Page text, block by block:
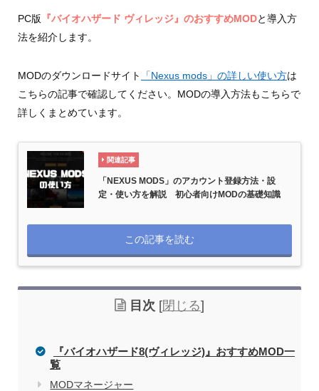
PC版 『バイオハザード ヴィレッジ』のおすすめMODと導入方
法を紹介します。
MODのダウンロードサイト 「Nexus mods」の詳しい使い方は
こちらの記事で確認してください。MODの導入方法もこちらで
詳しくまとめています。
関連記事
「NEXUS MODS」のアカウント登録方法・設
定・使い方を解説 初心者向けMODの基礎知識
この記事を読む
目次 [閉じる]
『バイオハザード8(ヴィレッジ)』おすすめMOD一
覧
MODマネージャー